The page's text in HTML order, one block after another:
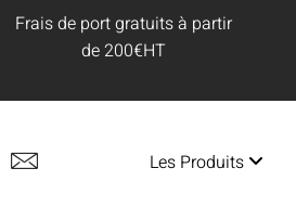
Frais de port gratuits à partir
de 200€HT
Les Produits